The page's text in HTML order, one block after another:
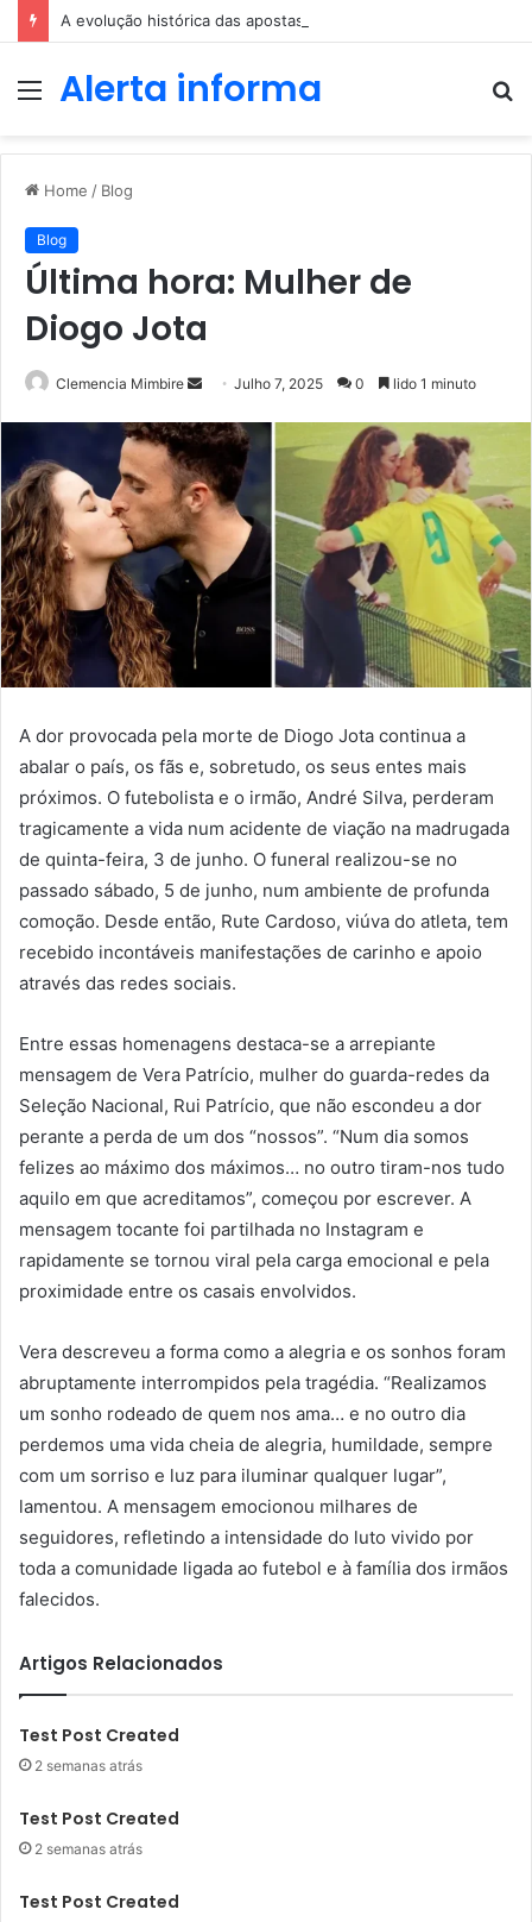
A evolução histórica das apostas ao longo dos séculos
MenuAlerta informa
Home / Blog
Blog
Última hora: Mulher de
Diogo Jota
Clemencia Mimbire
Send
email
Julho 7, 2025 0 lido 1 minuto
A dor provocada pela morte de Diogo Jota continua a
abalar o país, os fãs e, sobretudo, os seus entes mais
próximos. O futebolista e o irmão, André Silva, perderam
tragicamente a vida num acidente de viação na madrugada
de quinta-feira, 3 de junho. O funeral realizou-se no
passado sábado, 5 de junho, num ambiente de profunda
comoção. Desde então, Rute Cardoso, viúva do atleta, tem
recebido incontáveis manifestações de carinho e apoio
através das redes sociais.
Entre essas homenagens destaca-se a arrepiante
mensagem de Vera Patrício, mulher do guarda-redes da
Seleção Nacional, Rui Patrício, que não escondeu a dor
perante a perda de um dos “nossos”. “Num dia somos
felizes ao máximo dos máximos… no outro tiram-nos tudo
aquilo em que acreditamos”, começou por escrever. A
mensagem tocante foi partilhada no Instagram e
rapidamente se tornou viral pela carga emocional e pela
proximidade entre os casais envolvidos.
Vera descreveu a forma como a alegria e os sonhos foram
abruptamente interrompidos pela tragédia. “Realizamos
um sonho rodeado de quem nos ama… e no outro dia
perdemos uma vida cheia de alegria, humildade, sempre
com um sorriso e luz para iluminar qualquer lugar”,
lamentou. A mensagem emocionou milhares de
seguidores, refletindo a intensidade do luto vivido por
toda a comunidade ligada ao futebol e à família dos irmãos
falecidos.
Artigos Relacionados
Test Post Created
2 semanas atrás
Test Post Created
2 semanas atrás
Test Post Created